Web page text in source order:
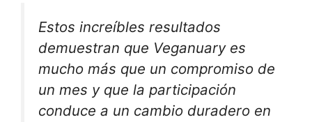
Estos increíbles resultados
demuestran que Veganuary es
mucho más que un compromiso de
un mes y que la participación
conduce a un cambio duradero en